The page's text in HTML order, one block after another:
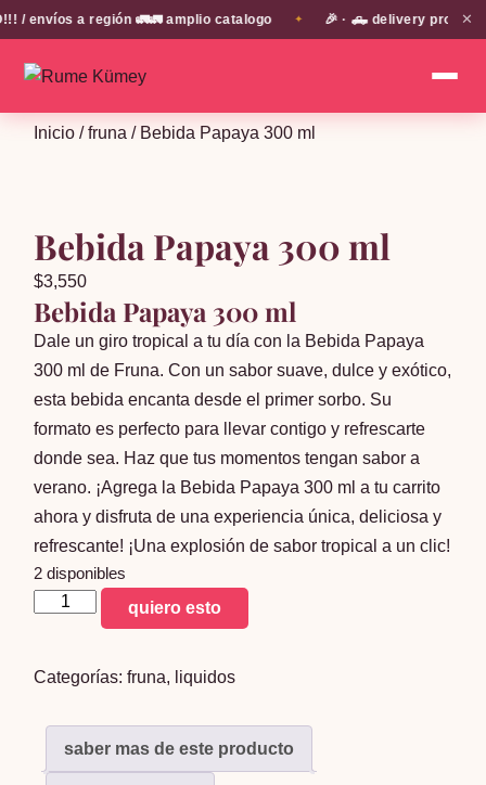
envíos a región 🚛🚛 amplio catalogo 🎉 · 🛻 delivery propio en
✕
Inicio /fruna / Bebida Papaya 300 ml
Bebida Papaya 300 ml
$3,550
Bebida Papaya 300 ml
Dale un giro tropical a tu día con la Bebida Papaya
300 ml de Fruna. Con un sabor suave, dulce y exótico,
esta bebida encanta desde el primer sorbo. Su
formato es perfecto para llevar contigo y refrescarte
donde sea. Haz que tus momentos tengan sabor a
verano. ¡Agrega la Bebida Papaya 300 ml a tu carrito
ahora y disfruta de una experiencia única, deliciosa y
refrescante! ¡Una explosión de sabor tropical a un clic!
2 disponibles
Bebida
ml
quiero esto
Categorías:fruna, liquidos
saber mas de este producto